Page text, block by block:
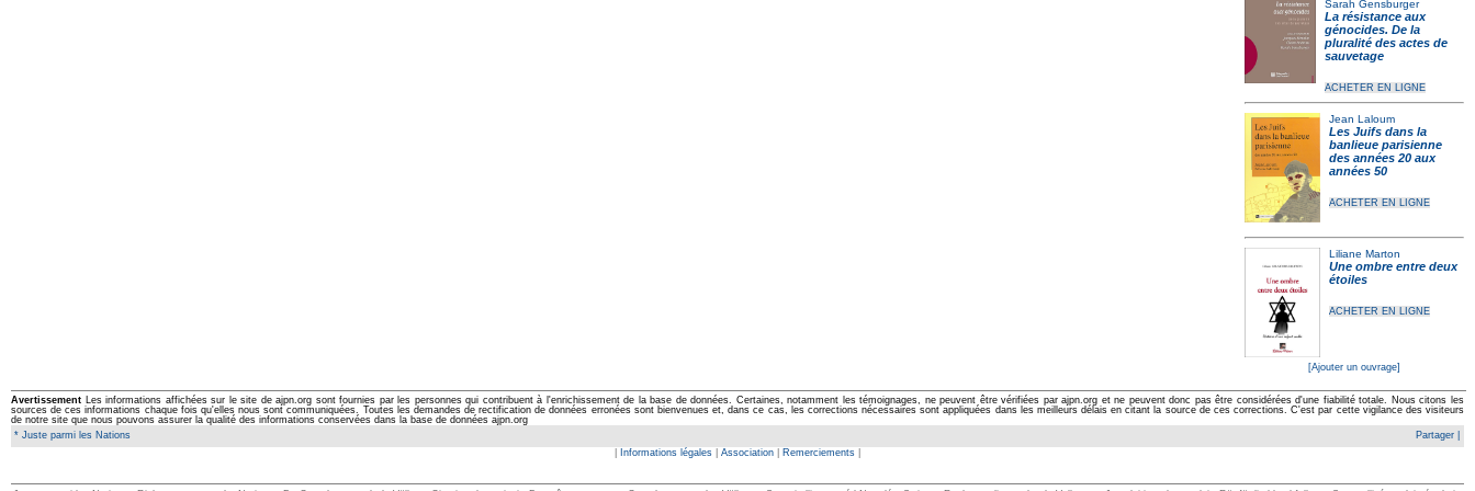
Sarah Gensburger
La résistance aux
génocides. De la
pluralité des actes de
sauvetage
ACHETER EN LIGNE
Jean Laloum
Les Juifs dans la
banlieue parisienne
des années 20 aux
années 50
ACHETER EN LIGNE
Liliane Marton
Une ombre entre deux
étoiles
ACHETER EN LIGNE
[Ajouter un ouvrage]
Avertissement Les informations affichées sur le site de ajpn.org sont fournies par les personnes qui contribuent à l'enrichissement de la base de données. Certaines, notamment les témoignages, ne peuvent être vérifiées par ajpn.org et ne peuvent donc pas être considérées d'une fiabilité totale. Nous citons les
sources de ces informations chaque fois qu'elles nous sont communiquées. Toutes les demandes de rectification de données erronées sont bienvenues et, dans ce cas, les corrections nécessaires sont appliquées dans les meilleurs délais en citant la source de ces corrections. C'est par cette vigilance des visiteurs
de notre site que nous pouvons assurer la qualité des informations conservées dans la base de données ajpn.org
* Juste parmi les Nations
Partager
Informations légales Association Remerciements